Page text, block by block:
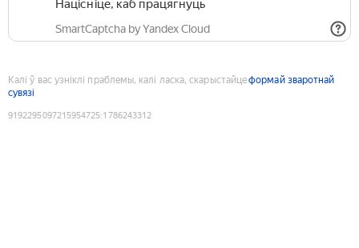
Націсніце, каб працягнуць
SmartCaptcha by Yandex Cloud
Калі ў вас узніклі праблемы, калі ласка, скарыстайцеформай зваротнай
сувязі
9192295097215954725:1786243312